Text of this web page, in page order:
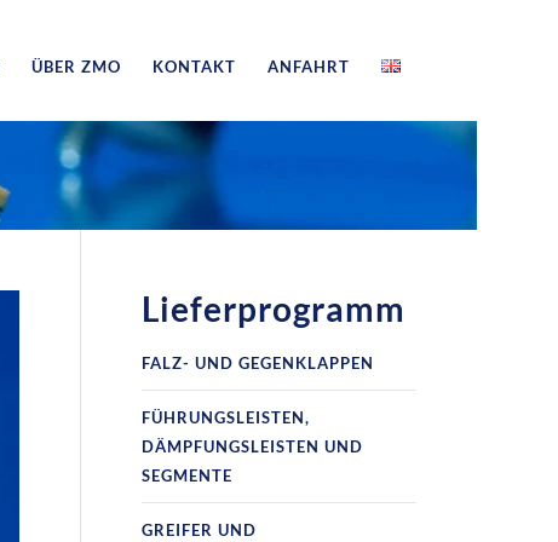
ÜBER ZMO KONTAKT ANFAHRT
Lieferprogramm
FALZ- UND GEGENKLAPPEN
FÜHRUNGSLEISTEN,
DÄMPFUNGSLEISTEN UND
SEGMENTE
GREIFER UND